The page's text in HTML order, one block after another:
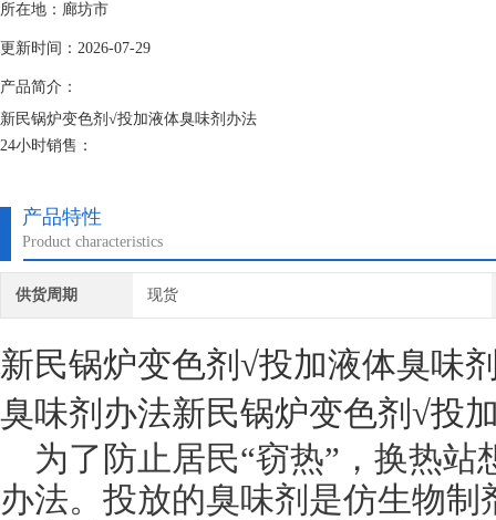
所在地：廊坊市
更新时间：2026-07-29
产品简介：
新民锅炉变色剂√投加液体臭味剂办法
24小时销售：
产品特性
Product characteristics
供货周期 现货
新民锅炉变色剂√投加液体臭味
臭味剂办法新民锅炉变色剂√投
为了防止居民“窃热”，换热站
办法。投放的臭味剂是仿生物